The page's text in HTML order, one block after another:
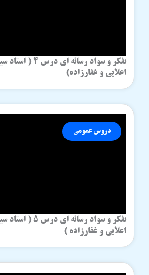
تفکر و سواد رسانه ای
اعلایی و غفارزاده)
تفکر و سواد رسانه ای
اعلایی و غفارزاده )
دروس عمومی